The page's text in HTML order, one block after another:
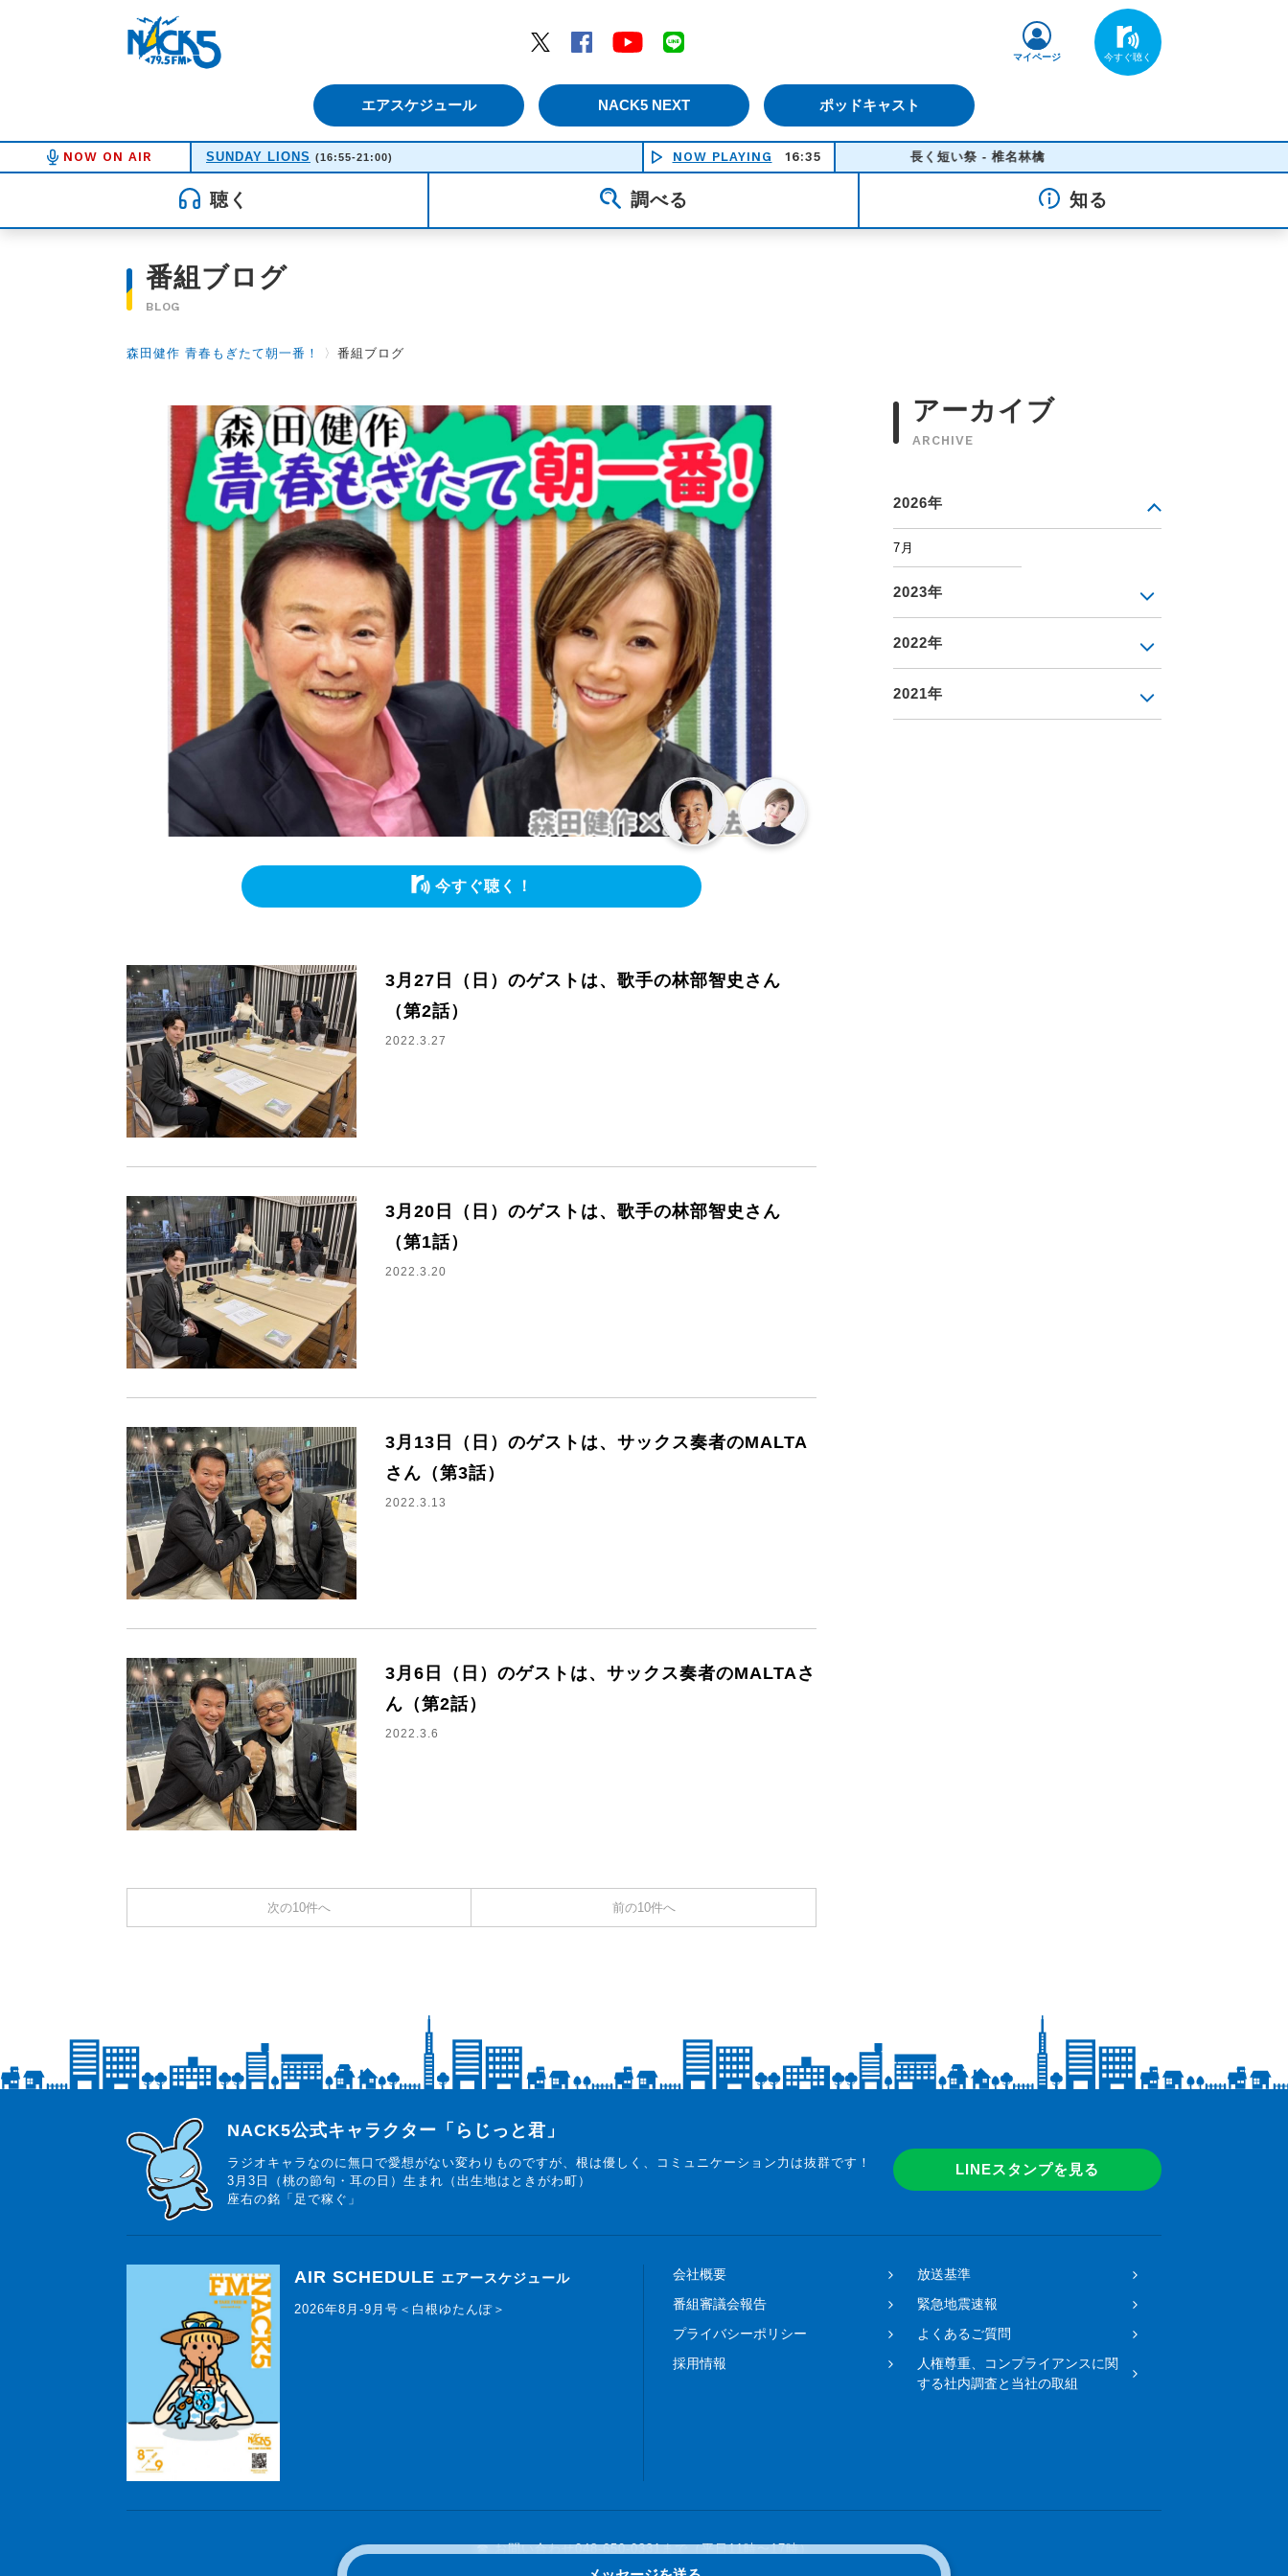
Twitter
Facebook YouTube
エアスケジュール NACK5 NEXT ポッドキャスト
マイページ
NOW ON AIR SUNDAY LIONS (16:55-21:00) NOW PLAYING 16:35 長く短い祭 - 椎名林檎
聴く 調べる 知る
番組ブログ
BLOG
森田健作 青春もぎたて朝一番！ 〉 番組ブログ
今すぐ聴く！
3月27日（日）のゲストは、歌手の林部智史さん
（第2話）
2022.3.27
3月20日（日）のゲストは、歌手の林部智史さん
（第1話）
2022.3.20
3月13日（日）のゲストは、サックス奏者のMALTA
さん（第3話）
2022.3.13
3月6日（日）のゲストは、サックス奏者のMALTAさ
ん（第2話）
2022.3.6
次の10件へ 前の10件へ
アーカイブ
ARCHIVE
2026年
7月
2023年
2022年
2021年
らじっと君
NACK5公式キャラクター「らじっと君」
ラジオキャラなのに無口で愛想がない変わりものですが、根は優しく、コミュニケーション力は抜群です！
3月3日（桃の節句・耳の日）生まれ（出生地はときがわ町）
座右の銘「足で稼ぐ」
LINEスタンプを見る
AIR SCHEDULE エアースケジュール
2026年8月-9月号＜白根ゆたんぽ＞
会社概要
放送基準
番組審議会報告
緊急地震速報
プライバシーポリシー
よくあるご質問
採用情報
人権尊重、コンプライアンスに関
する社内調査と当社の取組
☎ お問い合わせ048-650-0331まで（平日11時〜17時）